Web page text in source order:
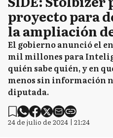
proyecto para
la ampliación
El gobierno anunció el
mil millones para
quién sabe quién, y en
menos sin información
diputada.
24 de julio de 2024 | 21:24